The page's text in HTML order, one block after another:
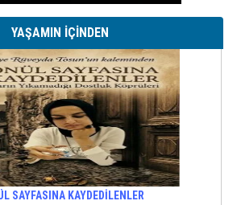
YAŞAMIN İÇİNDEN
SAYFASINA KAYDEDİLENLER